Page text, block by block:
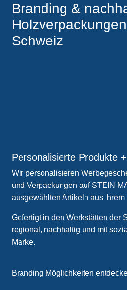
Branding &
Schweiz
Personalisierte Produkte
Wir personalisieren
und Verpackungen auf STEIN
ausgewählten Artikeln aus Ihrem
Gefertigt in den Werkstätten der
regional, nachhaltig und mit
Marke.
Branding Möglichkeiten